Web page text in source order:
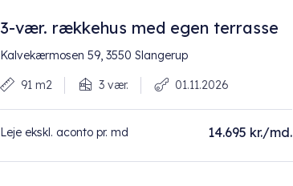
3-vær. rækkehus med egen terrasse
Kalvekærmosen 59, 3550 Slangerup
91 m2 3 vær. 01.11.2026
Leje ekskl. aconto pr. md 14.695 kr./md.